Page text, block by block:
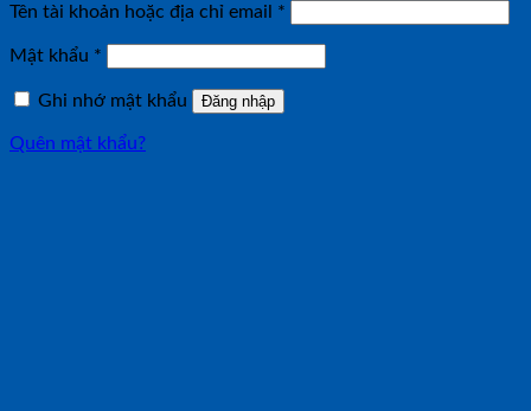
Tên tài khoản hoặc địa chỉ email *
Mật khẩu *
Ghi nhớ mật khẩu
Đăng nhập
Quên mật khẩu?